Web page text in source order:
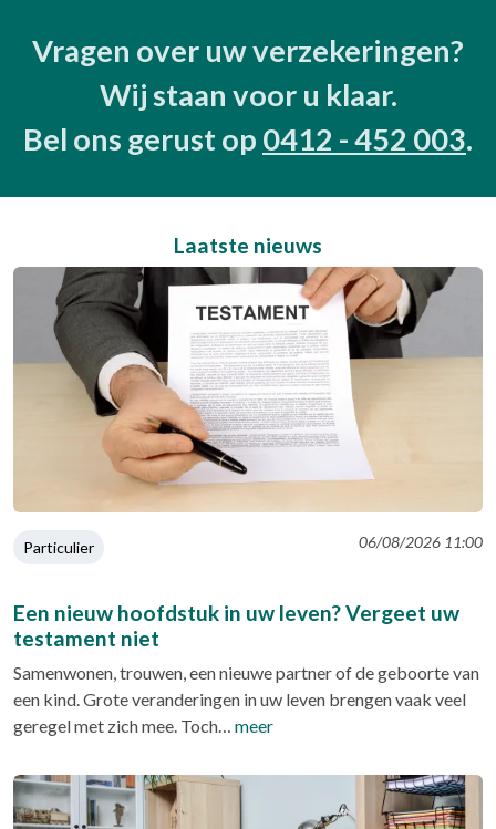
Vragen over uw verzekeringen?
Wij staan voor u klaar.
Bel ons gerust op 0412 - 452 003.
Laatste nieuws
Particulier 06/08/2026 11:00
Een nieuw hoofdstuk in uw leven? Vergeet uw
testament niet
Samenwonen, trouwen, een nieuwe partner of de geboorte van
een kind. Grote veranderingen in uw leven brengen vaak veel
geregel met zich mee. Toch… meer